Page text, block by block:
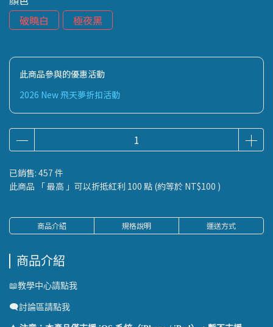
破曉白
極夜黑
此商品參與的優惠活動
2026 New 飛天夢折扣活動
已銷售: 457 件
此商品 「 最高 」可以折抵紅利 100 點 (約等於 NT$100 )
商品介紹 規格說明 運送方式
商品介紹
📖教學中心請點我
🗨️討論區請點我